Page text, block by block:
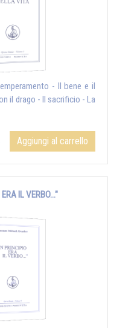
- Il bene e il
il drago - Il sacrificio - La
Aggiungi al carrello
IL VERBO..."